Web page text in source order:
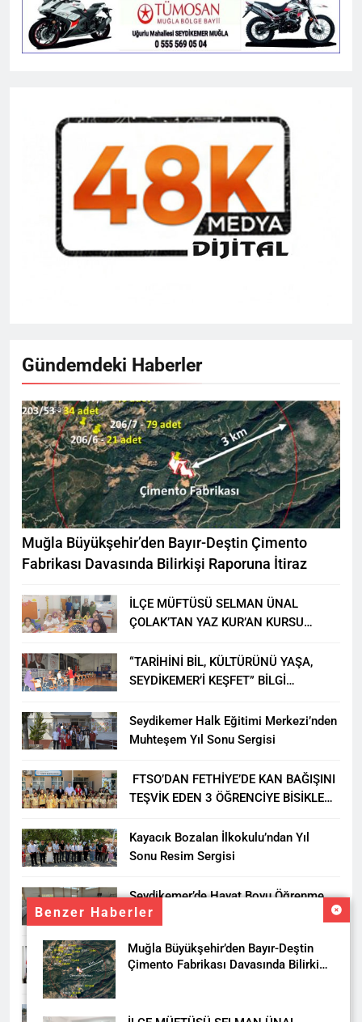
Benzer Haberler
Muğla Büyükşehir’den Bayır-Deştin
Çimento Fabrikası Davasında Bilirkişi
Gündemdeki Haberler
Muğla Büyükşehir’den Bayır-Deştin Çimento
Fabrikası Davasında Bilirkişi Raporuna İtiraz
İLÇE MÜFTÜSÜ SELMAN ÜNAL
ÇOLAK’TAN YAZ KUR’AN KURSU
“TARİHİNİ BİL, KÜLTÜRÜNÜ YAŞA,
SEYDİKEMER’İ KEŞFET” BİLGİ
Seydikemer Halk Eğitimi Merkezi’nden
Muhteşem Yıl Sonu Sergisi
FTSO’DAN FETHİYE’DE KAN BAĞIŞINI
TEŞVİK EDEN 3 ÖĞRENCİYE BİSİKLET
Kayacık Bozalan İlkokulu’ndan Yıl
Sonu Resim Sergisi
Seydikemer’de Hayat Boyu Öğrenme
Haftası Kadıköy Sergisiyle Başladı
DALAMAN KENT PARK PROJESİ İÇİN
BAŞKAN DURMUŞ’A YETKİ VERİLDİ
Seydikemer’de Akçay Deresi Tepkisi